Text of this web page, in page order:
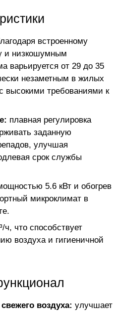
встроенному
и низкошумным
варьируется от 29 до 35
незаметным в жилых
требованиями к
плавная регулировка
заданную
улучшая
срок службы
5.6 кВт и обогрев
микроклимат в
ч, что способствует
воздуха и гигиеничной
воздуха: улучшает